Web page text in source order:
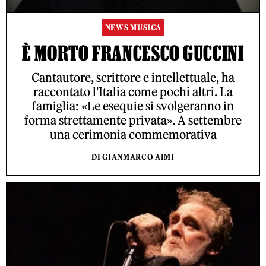
NEWS MUSICA
È MORTO FRANCESCO GUCCINI
Cantautore, scrittore e intellettuale, ha
raccontato l'Italia come pochi altri. La
famiglia: «Le esequie si svolgeranno in
forma strettamente privata». A settembre
una cerimonia commemorativa
DI GIANMARCO AIMI